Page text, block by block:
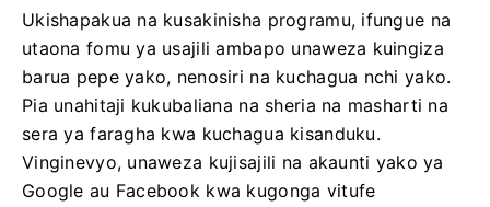
Ukishapakua na kusakinisha programu, ifungue na
utaona fomu ya usajili ambapo unaweza kuingiza
barua pepe yako, nenosiri na kuchagua nchi yako.
Pia unahitaji kukubaliana na sheria na masharti na
sera ya faragha kwa kuchagua kisanduku.
Vinginevyo, unaweza kujisajili na akaunti yako ya
Google au Facebook kwa kugonga vitufe